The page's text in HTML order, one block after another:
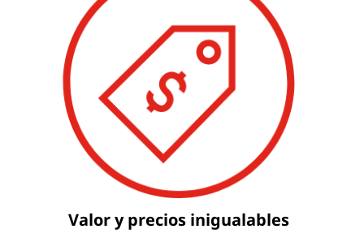
Valor y precios inigualables